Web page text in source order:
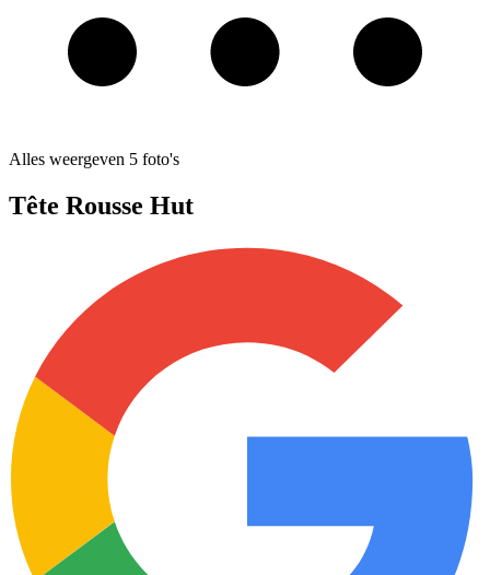
Alles weergeven 5 foto's
Tête Rousse Hut